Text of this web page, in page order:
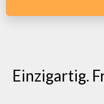
Einzigartig.